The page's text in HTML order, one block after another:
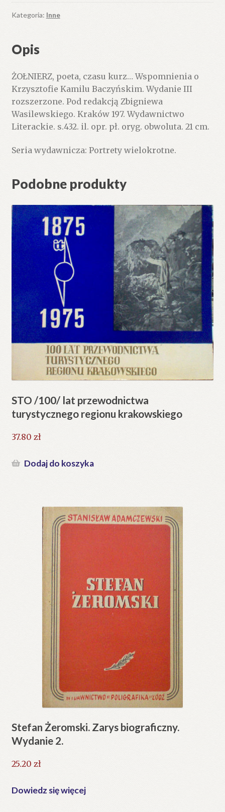
Kategoria: Inne
Opis
ŻOŁNIERZ, poeta, czasu kurz… Wspomnienia o
Krzysztofie Kamilu Baczyńskim. Wydanie III
rozszerzone. Pod redakcją Zbigniewa
Wasilewskiego. Kraków 197. Wydawnictwo
Literackie. s.432. il. opr. pł. oryg. obwoluta. 21 cm.
Seria wydawnicza: Portrety wielokrotne.
Podobne produkty
STO /100/ lat przewodnictwa
turystycznego regionu krakowskiego
37.80 zł
Dodaj do koszyka
Stefan Żeromski. Zarys biograficzny.
Wydanie 2.
25.20 zł
Dowiedz się więcej